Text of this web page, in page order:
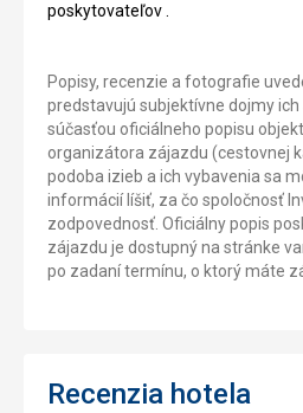
poskytovateľov .
Popisy, recenzie a fotografie
predstavujú subjektívne dojmy ich
súčasťou oficiálneho popisu
organizátora zájazdu (cestovnej
podoba izieb a ich vybavenia sa
informácií líšiť, za čo spoločnosť
zodpovednosť. Oficiálny popis
zájazdu je dostupný na stránke
po zadaní termínu, o ktorý máte
Recenzia hotela